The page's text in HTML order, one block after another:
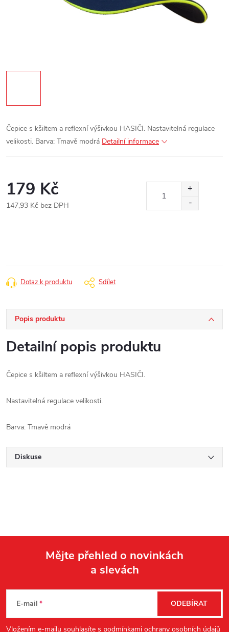
Čepice s kšiltem a reflexní výšivkou HASIČI. Nastavitelná regulace
velikosti. Barva: Tmavě modrá Detailní informace
179 Kč
147,93 Kč bez DPH
Dotaz k produktu Sdílet
Popis produktu
Detailní popis produktu
Čepice s kšiltem a reflexní výšivkou HASIČI.
Nastavitelná regulace velikosti.
Barva: Tmavě modrá
Diskuse
Mějte přehled o novinkách
a slevách
E-mail
Vložením e-mailu souhlasíte s podmínkami ochrany osobních údajů
ODEBÍRAT